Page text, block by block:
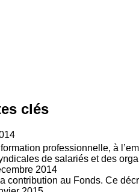
clés
professionnelle, à
de salariés et des
2014
contribution au Fonds. Ce